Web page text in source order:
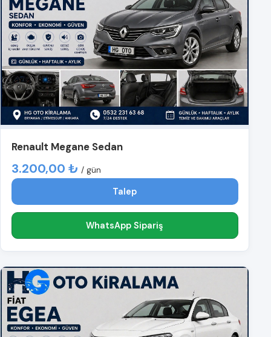
Renault Megane Sedan
3.200,00 ₺ / gün
Talep
WhatsApp Sipariş